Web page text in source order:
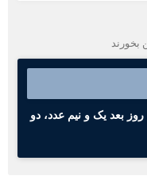
یک و نیم عدد، دو